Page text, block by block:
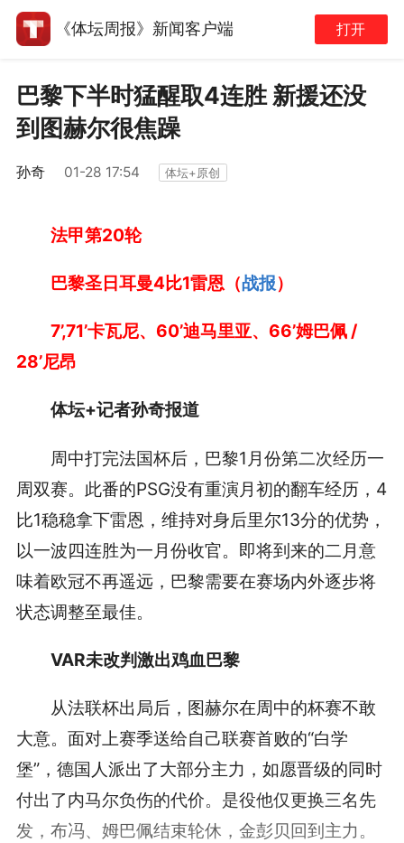
《体坛周报》新闻客户端 打开
巴黎下半时猛醒取4连胜 新援还没
到图赫尔很焦躁
孙奇 01-28 17:54 体坛+原创
法甲第20轮
巴黎圣日耳曼4比1雷恩（战报）
7’,71’卡瓦尼、60’迪马里亚、66’姆巴佩 /
28’尼昂
体坛+记者孙奇报道
周中打完法国杯后，巴黎1月份第二次经历一
周双赛。此番的PSG没有重演月初的翻车经历，4
比1稳稳拿下雷恩，维持对身后里尔13分的优势，
以一波四连胜为一月份收官。即将到来的二月意
味着欧冠不再遥远，巴黎需要在赛场内外逐步将
状态调整至最佳。
VAR未改判激出鸡血巴黎
从法联杯出局后，图赫尔在周中的杯赛不敢
大意。面对上赛季送给自己联赛首败的“白学
堡”，德国人派出了大部分主力，如愿晋级的同时
付出了内马尔负伤的代价。是役他仅更换三名先
发，布冯、姆巴佩结束轮休，金彭贝回到主力。